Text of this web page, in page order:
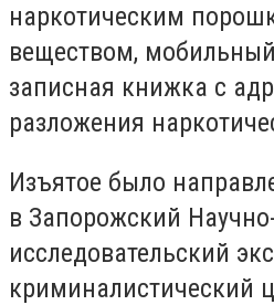
наркотическим
веществом,
записная книжка с
разложения
Изъятое было
в Запорожский
исследовательский
криминалистический